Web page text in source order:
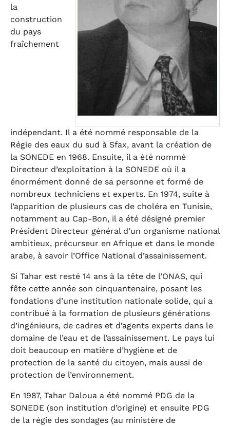
la
construction
du pays
fraîchement
indépendant. Il a été nommé responsable de la
Régie des eaux du sud à Sfax, avant la création de
la SONEDE en 1968. Ensuite, il a été nommé
Directeur d’exploitation à la SONEDE où il a
énormément donné de sa personne et formé de
nombreux techniciens et experts. En 1974, suite à
l’apparition de plusieurs cas de choléra en Tunisie,
notamment au Cap-Bon, il a été désigné premier
Président Directeur général d’un organisme national
ambitieux, précurseur en Afrique et dans le monde
arabe, à savoir l’Office National d’assainissement.
Si Tahar est resté 14 ans à la tête de l’ONAS, qui
fête cette année son cinquantenaire, posant les
fondations d’une institution nationale solide, qui a
contribué à la formation de plusieurs générations
d’ingénieurs, de cadres et d’agents experts dans le
domaine de l’eau et de l’assainissement. Le pays lui
doit beaucoup en matière d’hygiène et de
protection de la santé du citoyen, mais aussi de
protection de l’environnement.
En 1987, Tahar Daloua a été nommé PDG de la
SONEDE (son institution d’origine) et ensuite PDG
de la régie des sondages (au ministère de